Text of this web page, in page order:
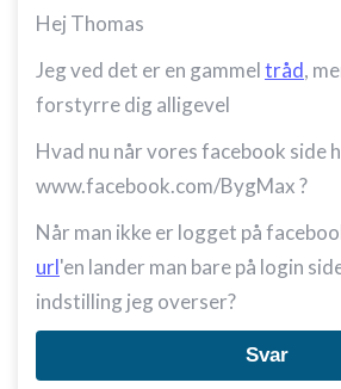
Hej Thomas
Jeg ved det er en gammeltråd,
forstyrre dig alligevel
Hvad nu når vores facebook side
www.facebook.com/BygMax ?
Når man ikke er logget på
url'en lander man bare på login
indstilling jeg overser?
Svar